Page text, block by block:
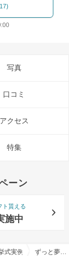
写真
口コミ
アクセス
特集
ーン
ト貰える
施中
ジ・オーシャン）で
式実例